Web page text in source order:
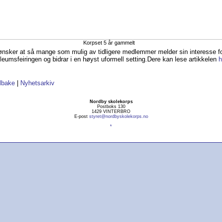
Korpset 5 år gammelt
at så mange som mulig av tidligere medlemmer melder sin interesse
og bidrar i en høyst uformell setting.Dere kan lese artikkelen
Nyhetsarkiv
Nordby skolekorps
Postboks 130
1429 VINTERBRO
E-post styret@nordbyskolekorps.no
*